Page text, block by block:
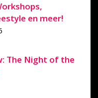
en meer!
The Night of the